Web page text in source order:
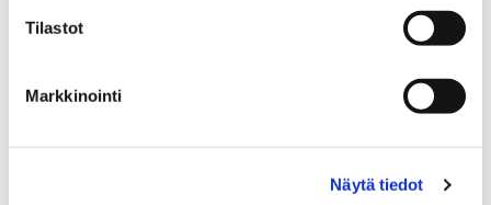
Tilastot
Markkinointi
Näytä tiedot
Porin keskustan liikenneverkkosuunnitelma on
Työssä määritetään kaikkien liikennemuotojen
aikajänteen ohjenuorana katujen